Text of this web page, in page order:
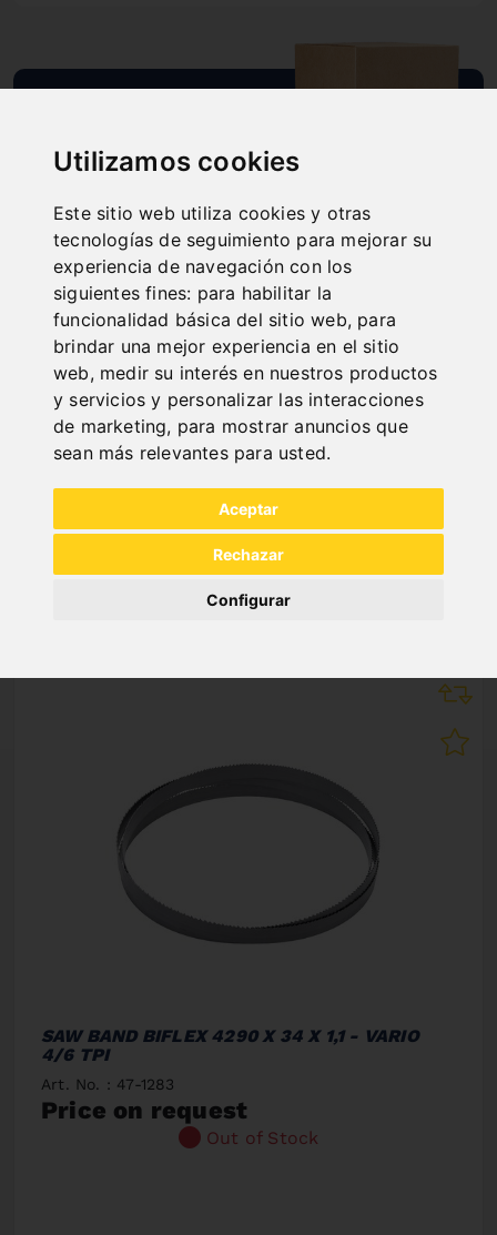
Utilizamos cookies
Este sitio web utiliza cookies y otras
tecnologías de seguimiento para mejorar su
experiencia de navegación con los
siguientes fines: para habilitar la
funcionalidad básica del sitio web, para
brindar una mejor experiencia en el sitio
web, medir su interés en nuestros productos
y servicios y personalizar las interacciones
de marketing, para mostrar anuncios que
sean más relevantes para usted.
Aceptar
Rechazar
Configurar
LIEFERUNG
ONLINE
KATALOGE
NEW PRODUCTS
SAW BAND BIFLEX 4290 X 34 X 1,1 - VARIO
4/6 TPI
Art. No. : 47-1283
Price on request
Out of Stock